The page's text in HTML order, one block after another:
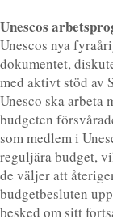
Unescos
Unescos nya
dokumentet,
med aktivt stöd av
Unesco ska arbeta
budgeten
som medlem i
reguljära budget,
de väljer att
budgetbesluten
besked om sitt